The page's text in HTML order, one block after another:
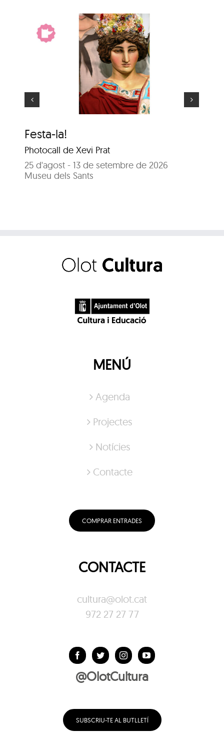
Festa-la!
Photocall de Xevi Prat
25 d'agost - 13 de setembre de 2026
Museu dels Sants
El gegant més gran
MENÚ
Agenda
Projectes
Notícies
Contacte
COMPRAR ENTRADES
CONTACTE
cultura@olot.cat
972 27 27 77
@OlotCultura
SUBSCRIU-TE AL BUTLLETÍ